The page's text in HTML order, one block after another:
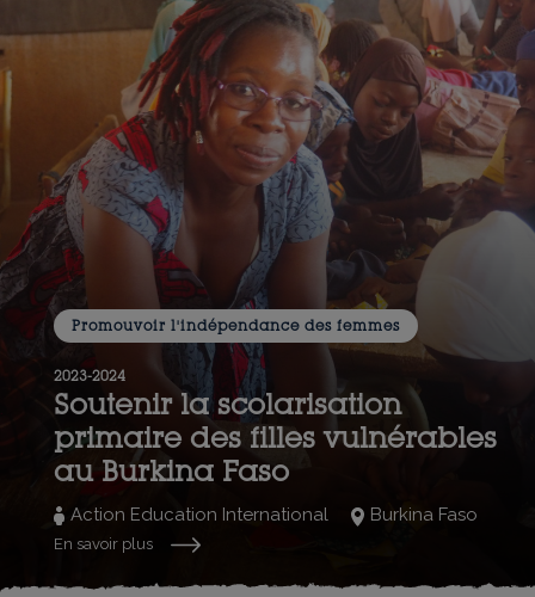
Promouvoir l'indépendance des femmes
2023-2024
Soutenir la scolarisation
primaire des filles vulnérables
au Burkina Faso
Action Education International Burkina Faso
En savoir plus